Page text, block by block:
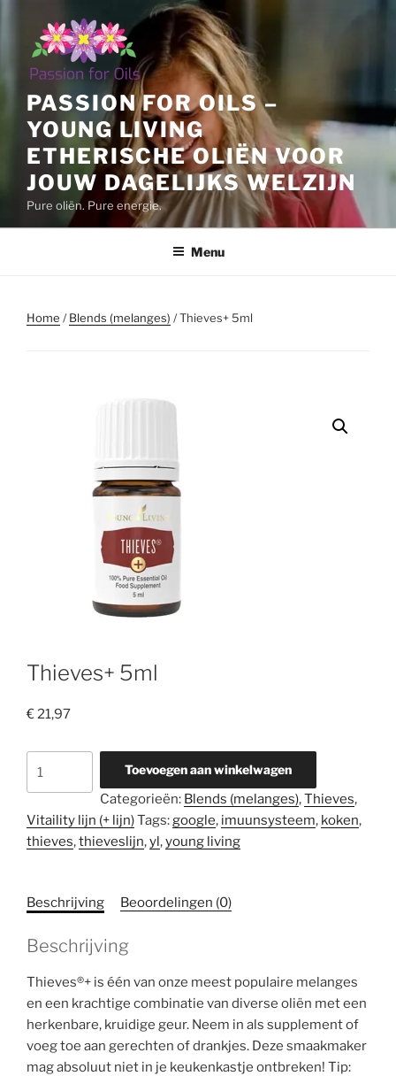
inhoud
PASSION FOR OILS –
YOUNG LIVING
ETHERISCHE OLIËN VOOR
JOUW DAGELIJKS WELZIJN
Pure oliën. Pure energie.
Menu
Home /Blends (melanges) / Thieves+ 5ml
Thieves+ 5ml
€21,97
Toevoegen aan winkelwagen
Categorieën: Blends (melanges),Thieves,
Vitaility lijn (+ lijn)Tags:google, imuunsysteem, koken,
thieves,thieveslijn,yl ,young living
Beschrijving Beoordelingen (0)
Beschrijving
Thieves®+ is één van onze meest populaire melanges
en een krachtige combinatie van diverse oliën met een
herkenbare, kruidige geur. Neem in als supplement of
voeg toe aan gerechten of drankjes. Deze smaakmaker
mag absoluut niet in je keukenkastje ontbreken! Tip: